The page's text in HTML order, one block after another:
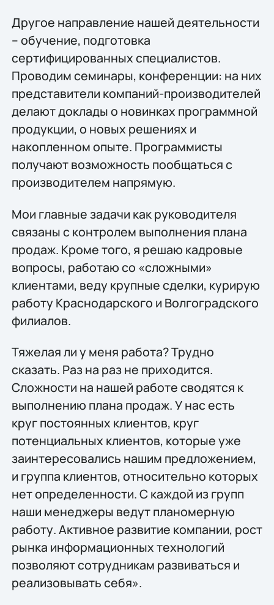
Другое направление нашей деятельности
– обучение, подготовка
сертифицированных специалистов.
Проводим семинары, конференции: на них
представители компаний-производителей
делают доклады о новинках программной
продукции, о новых решениях и
накопленном опыте. Программисты
получают возможность пообщаться с
производителем напрямую.
Мои главные задачи как руководителя
связаны с контролем выполнения плана
продаж. Кроме того, я решаю кадровые
вопросы, работаю со «сложными»
клиентами, веду крупные сделки, курирую
работу Краснодарского и Волгоградского
филиалов.
Тяжелая ли у меня работа? Трудно
сказать. Раз на раз не приходится.
Сложности на нашей работе сводятся к
выполнению плана продаж. У нас есть
круг постоянных клиентов, круг
потенциальных клиентов, которые уже
заинтересовались нашим предложением,
и группа клиентов, относительно которых
нет определенности. С каждой из групп
наши менеджеры ведут планомерную
работу. Активное развитие компании, рост
рынка информационных технологий
позволяют сотрудникам развиваться и
реализовывать себя».